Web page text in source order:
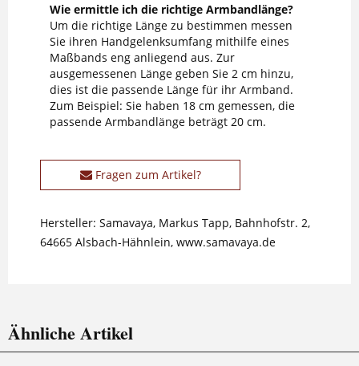
Wie ermittle ich die richtige Armbandlänge?
Um die richtige Länge zu bestimmen messen
Sie ihren Handgelenksumfang mithilfe eines
Maßbands eng anliegend aus. Zur
ausgemessenen Länge geben Sie 2 cm hinzu,
dies ist die passende Länge für ihr Armband.
Zum Beispiel: Sie haben 18 cm gemessen, die
passende Armbandlänge beträgt 20 cm.
Fragen zum Artikel?
Hersteller: Samavaya, Markus Tapp, Bahnhofstr. 2,
64665 Alsbach-Hähnlein, www.samavaya.de
Ähnliche Artikel